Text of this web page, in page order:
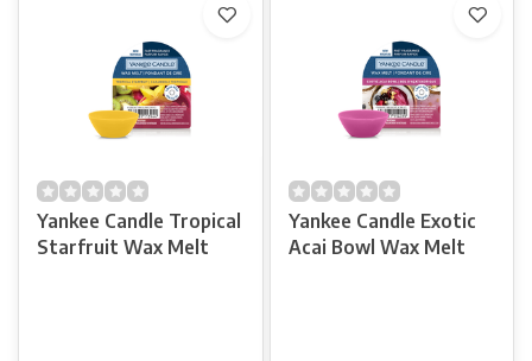
Yankee Candle Tropical
Starfruit Wax Melt
Yankee Candle Exotic
Acai Bowl Wax Melt